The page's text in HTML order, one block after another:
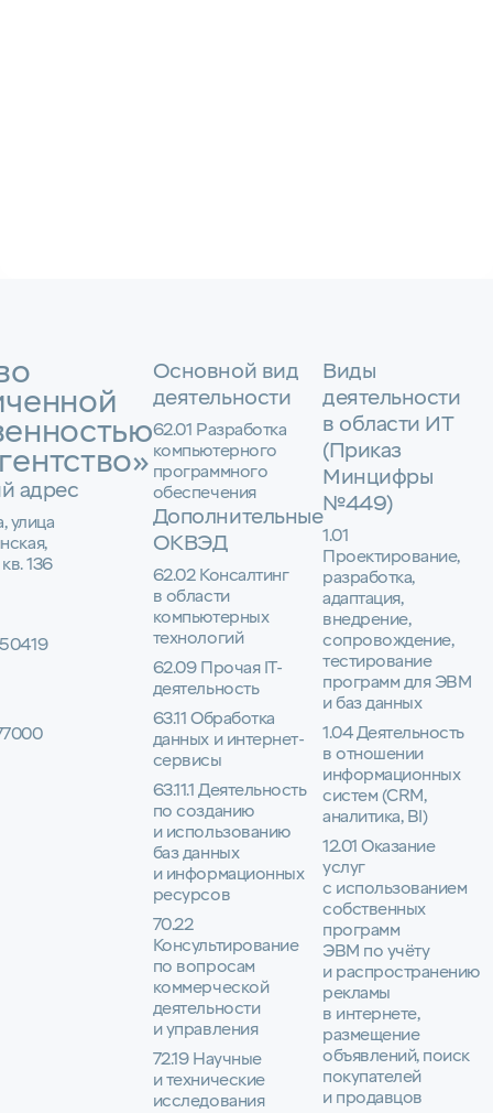
адрес
улица
136
Основной вид
деятельности
62.01 Разработка
компьютерного
программного
обеспечения
Дополнительные
ОКВЭД
62.02 Консалтинг
в области
компьютерных
технологий
62.09 Прочая IT-
деятельность
63.11 Обработка
данных и интернет-
сервисы
63.11.1 Деятельность
по созданию
и использованию
баз данных
и информационных
ресурсов
70.22
Консультирование
по вопросам
коммерческой
деятельности
и управления
72.19 Научные
и технические
исследования
Виды
деятельности
в области ИТ
(Приказ
Минцифры
№449)
1.01
Проектирование,
разработка,
адаптация,
внедрение,
сопровождение,
тестирование
программ для ЭВМ
и баз данных
1.04 Деятельность
в отношении
информационных
систем (CRM,
аналитика, BI)
12.01 Оказание
услуг
с использованием
собственных
программ
ЭВМ по учёту
и распространению
рекламы
в интернете,
размещение
объявлений, поиск
покупателей
и продавцов